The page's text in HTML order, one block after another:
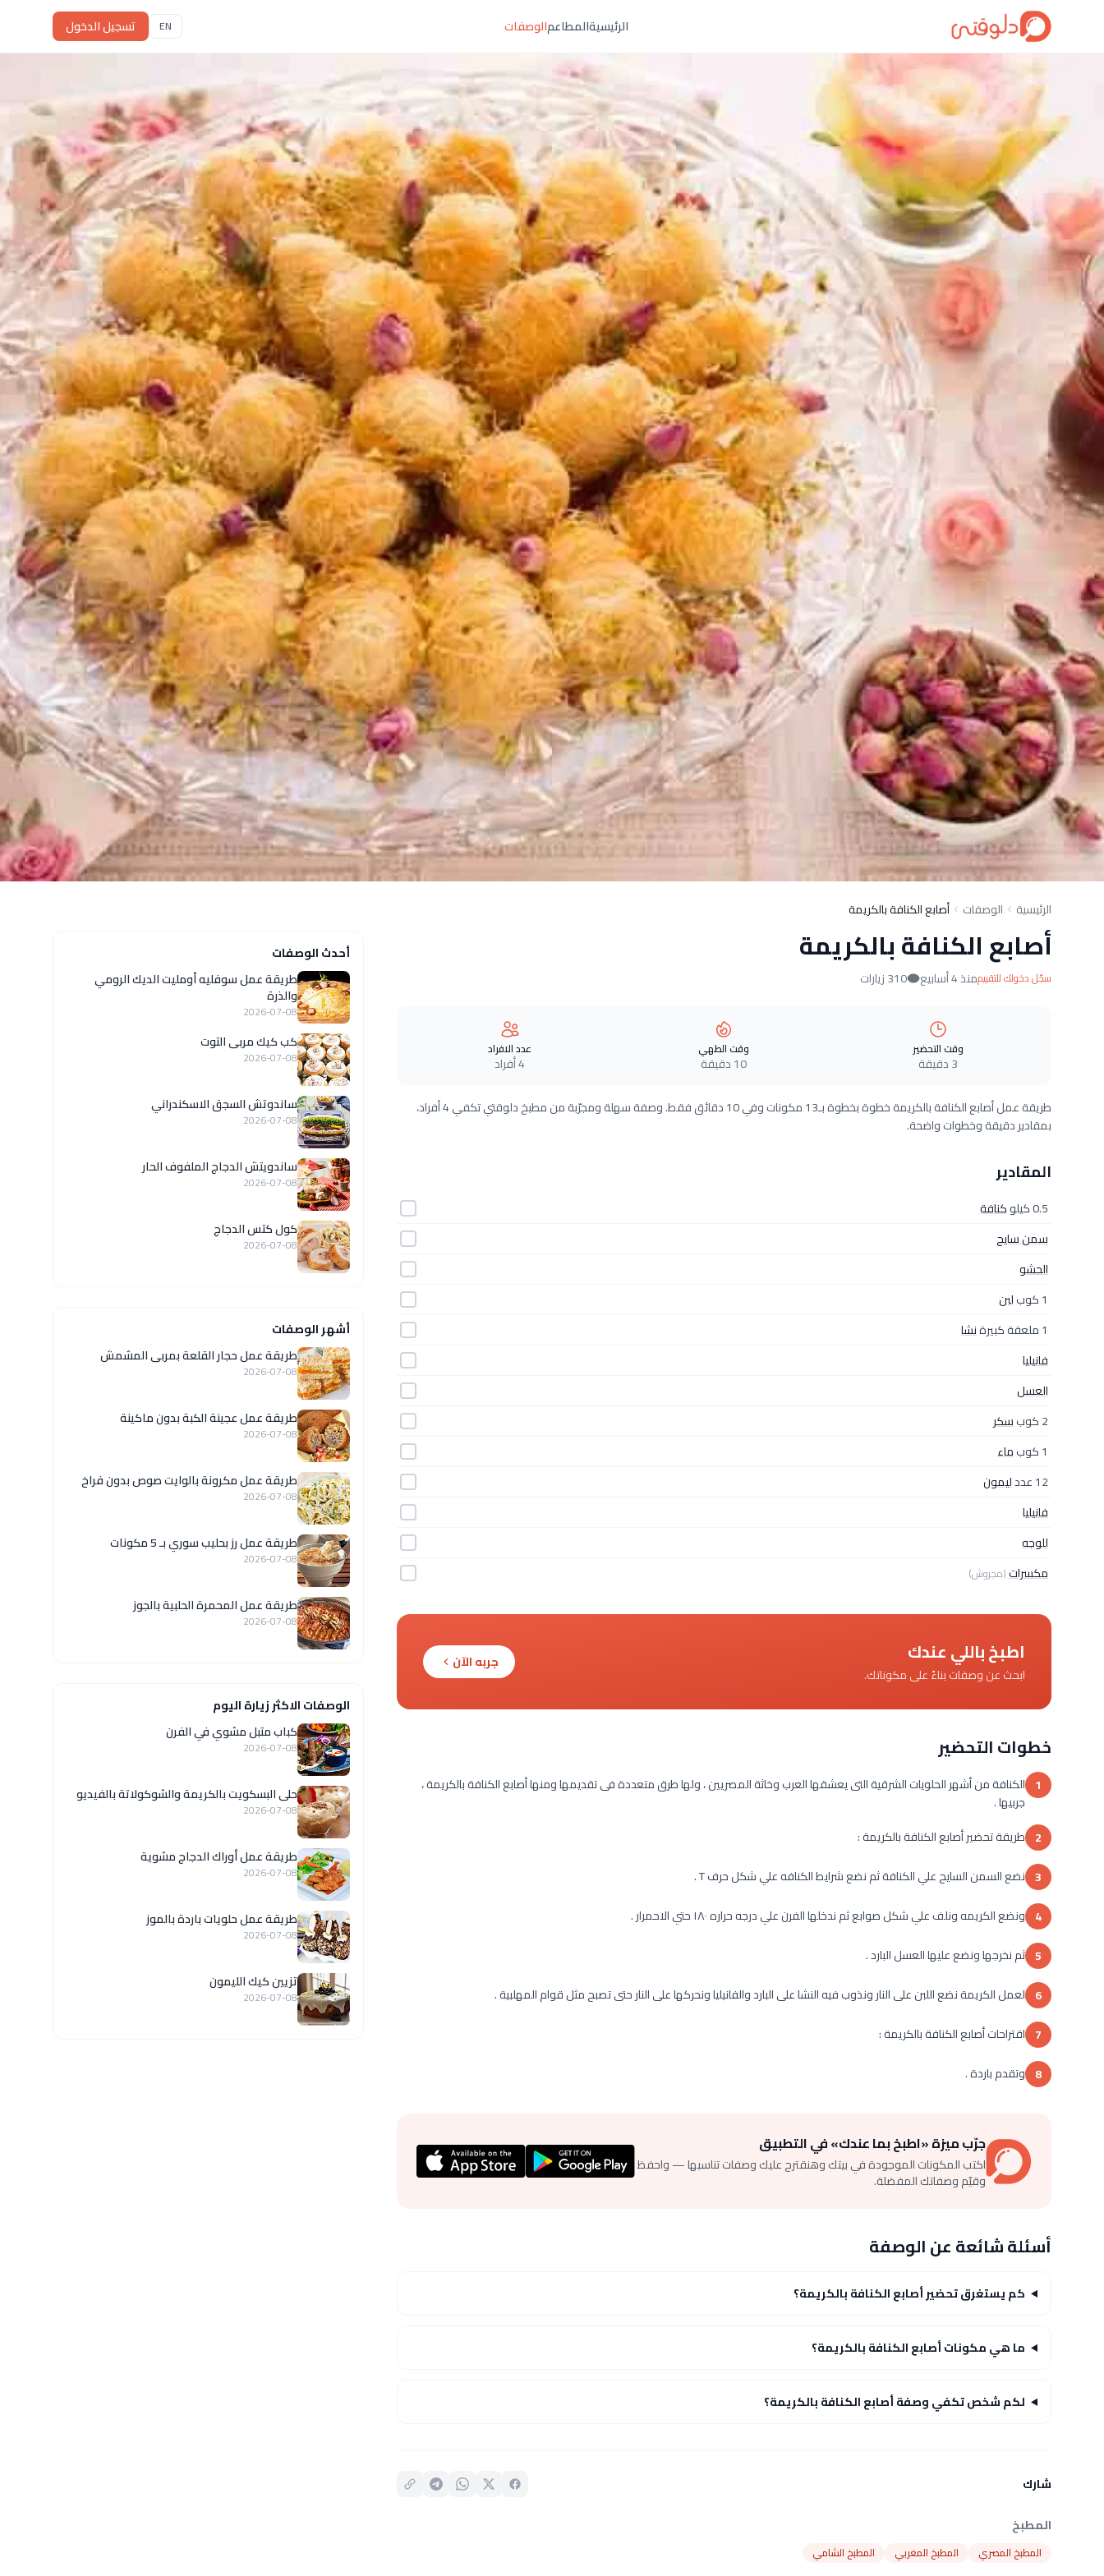
الرئيسيةالمطاعمالوصفات EN تسجيل الدخول
الرئيسية الوصفات أصابع الكنافة بالكريمة
أصابع الكنافة بالكريمة
سجّل دخولك للتقييممنذ 4 أسابيع 310 زيارات
وقت التحضير
3 دقيقة
وقت الطهي
10 دقيقة
عدد الافراد
4 أفراد
طريقة عمل أصابع الكنافة بالكريمة خطوة بخطوة بـ13 مكونات وفي 10 دقائق فقط. وصفة سهلة ومجرّبة من مطبخ دلوقتي تكفي 4 أفراد،
بمقادير دقيقة وخطوات واضحة.
المقادير
0.5 كيلو
كنافة
سمن سايح
الحشو
1 كوب
لبن
1 ملعقة كبيرة
نشا
فانيليا
العسل
2 كوب
سكر
1 كوب
ماء
12 عدد
ليمون
فانيليا
للوجه
مكسرات(مجروش)
اطبخ باللي عندك
ابحث عن وصفات بناءً على مكوناتك.
جربه الآن
خطوات التحضير
1 الكنافة من أشهر الحلويات الشرقية التى يعشقها العرب وخاثة المصريين ، ولها طرق متعددة فى تقديمها ومنها أصابع الكنافة بالكريمة ،
جربيها .
2 طريقة تحضير أصابع الكنافة بالكريمة :
3 نضع السمن السايح علي الكنافة ثم نضع شرايط الكنافه علي شكل حرف T .
4 ونضع الكريمه ونلف علي شكل صوابع ثم ندخلها الفرن علي درجه حراره ١٨٠ حتي الاحمرار .
5 ثم نخرجها ونضع عليها العسل البارد .
6 لعمل الكريمة نضع اللبن على النار ونذوب فيه النشا على البارد والفانيليا ونحركها على النار حتى تصبح مثل قوام المهلبية .
7 اقتراحات أصابع الكنافة بالكريمة :
8 وتقدم باردة .
جرّب ميزة «اطبخ بما عندك» في التطبيق
اكتب المكونات الموجودة في بيتك وهنقترح عليك وصفات تناسبها — واحفظ
وقيّم وصفاتك المفضلة.
أسئلة شائعة عن الوصفة
كم يستغرق تحضير أصابع الكنافة بالكريمة؟
ما هي مكونات أصابع الكنافة بالكريمة؟
لكم شخص تكفي وصفة أصابع الكنافة بالكريمة؟
شارك
المطبخ
المطبخ المصري المطبخ المغربي المطبخ الشامي
أحدث الوصفات
طريقة عمل سوفليه أومليت الديك الرومي
والذرة
2026-07-08
كب كيك مربى التوت
2026-07-08
ساندوتش السجق الاسكندراني
2026-07-08
ساندويتش الدجاج الملفوف الحار
2026-07-08
كول كتس الدجاج
2026-07-08
أشهر الوصفات
طريقة عمل حجار القلعة بمربى المشمش
2026-07-08
طريقة عمل عجينة الكبة بدون ماكينة
2026-07-08
طريقة عمل مكرونة بالوايت صوص بدون فراخ
2026-07-08
طريقة عمل رز بحليب سوري بـ 5 مكونات
2026-07-08
طريقة عمل المحمرة الحلبية بالجوز
2026-07-08
الوصفات الاكثر زيارة اليوم
كباب متبل مشوي في الفرن
2026-07-08
حلى البسكويت بالكريمة والشوكولاتة بالفيديو
2026-07-08
طريقة عمل أوراك الدجاج مشوية
2026-07-08
طريقة عمل حلويات باردة بالموز
2026-07-08
تزيين كيك الليمون
2026-07-08